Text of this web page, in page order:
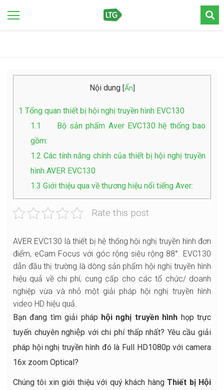
Nội dung [Ẩn
1 Tổng quan thiết bị hội nghị truyền hình EVC130
1.1
Bộ sản phẩm Aver EVC130 hệ thống bao
gồm:
1.2 Các tính năng chính của thiết bị hội nghị truyền
hình AVER EVC130
1.3 Giới thiệu qua về thương hiệu nổi tiếng Aver:
Rate this post
AVER EVC130 là thiết bị hệ thống hội nghị truyền hình đơn
điểm, eCam Focus với góc rộng siêu rộng 88°. EVC130
dẫn đầu thị trường là dòng sản phẩm hội nghị truyền hình
hiệu quả về chi phí, cung cấp cho các tổ chức/ doanh
nghiệp vừa và nhỏ một giải pháp hội nghị truyền hình
video HD hiệu quả.
Bạn đang tìm giải pháp hội nghị truyền hình họp trực
tuyến chuyên nghiệp với chi phí thấp nhất? Yêu cầu giải
pháp hội nghị truyền hình đó là Full HD1080p với camera
16x zoom Optical?
Chúng tôi xin giới thiệu với quý khách hàngThiết bị Hội